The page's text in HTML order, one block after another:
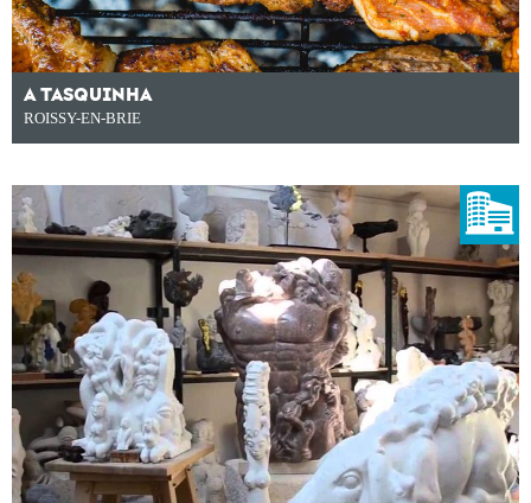
A TASQUINHA
ROISSY-EN-BRIE